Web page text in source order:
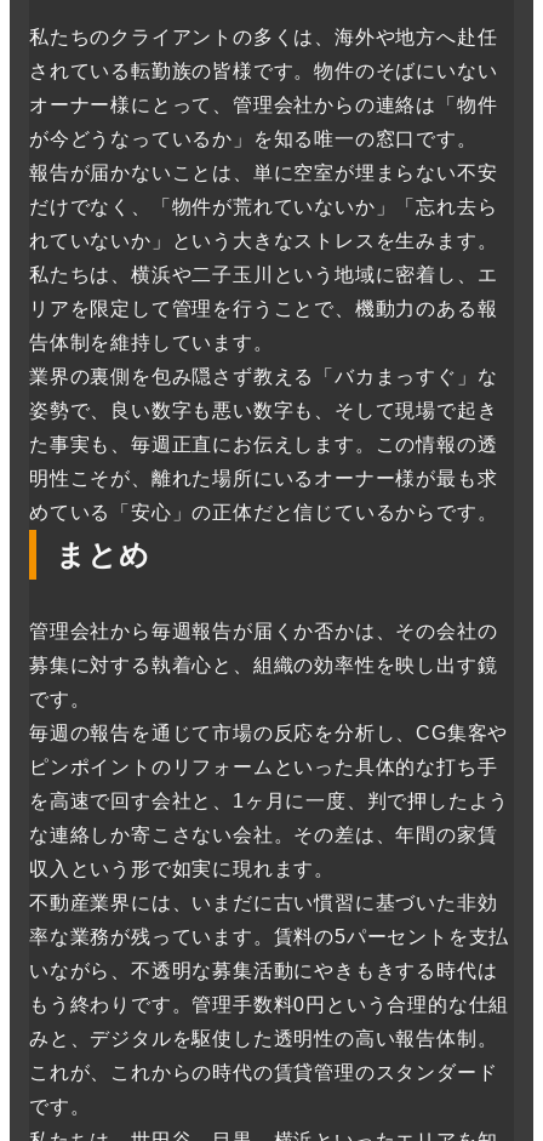
私たちのクライアントの多くは、海外や地方へ赴任
されている転勤族の皆様です。物件のそばにいない
オーナー様にとって、管理会社からの連絡は「物件
が今どうなっているか」を知る唯一の窓口です。
報告が届かないことは、単に空室が埋まらない不安
だけでなく、「物件が荒れていないか」「忘れ去ら
れていないか」という大きなストレスを生みます。
私たちは、横浜や二子玉川という地域に密着し、エ
リアを限定して管理を行うことで、機動力のある報
告体制を維持しています。
業界の裏側を包み隠さず教える「バカまっすぐ」な
姿勢で、良い数字も悪い数字も、そして現場で起き
た事実も、毎週正直にお伝えします。この情報の透
明性こそが、離れた場所にいるオーナー様が最も求
めている「安心」の正体だと信じているからです。
まとめ
管理会社から毎週報告が届くか否かは、その会社の
募集に対する執着心と、組織の効率性を映し出す鏡
です。
毎週の報告を通じて市場の反応を分析し、CG集客や
ピンポイントのリフォームといった具体的な打ち手
を高速で回す会社と、1ヶ月に一度、判で押したよう
な連絡しか寄こさない会社。その差は、年間の家賃
収入という形で如実に現れます。
不動産業界には、いまだに古い慣習に基づいた非効
率な業務が残っています。賃料の5パーセントを支払
いながら、不透明な募集活動にやきもきする時代は
もう終わりです。管理手数料0円という合理的な仕組
みと、デジタルを駆使した透明性の高い報告体制。
これが、これからの時代の賃貸管理のスタンダード
です。